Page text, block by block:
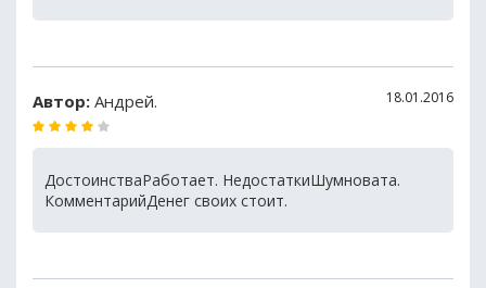
Автор: Андрей. 18.01.2016
ДостоинстваРаботает. НедостаткиШумновата.
КомментарийДенег своих стоит.